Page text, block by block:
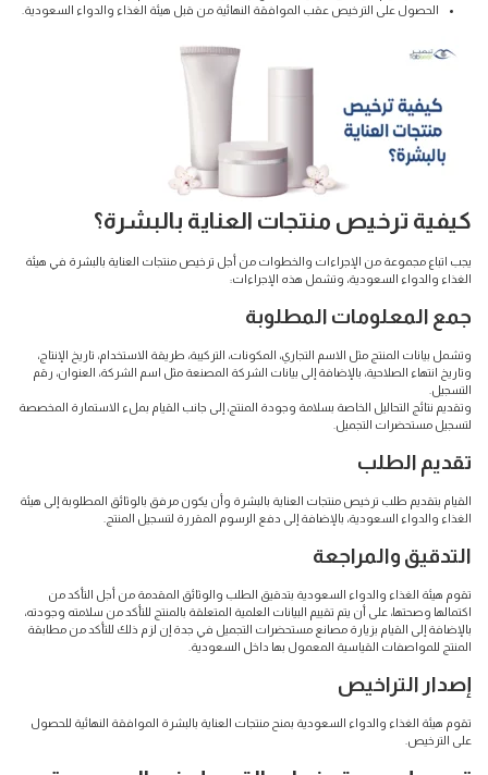
الحصول على الترخيص عقب الموافقة النهائية من قبل هيئة الغذاء والدواء السعودية.
كيفية ترخيص منتجات العناية بالبشرة؟
يجب اتباع مجموعة من الإجراءات والخطوات من أجل ترخيص منتجات العناية بالبشرة في هيئة
الغذاء والدواء السعودية، وتشمل هذه الإجراءات:
جمع المعلومات المطلوبة
وتشمل بيانات المنتج مثل الاسم التجاري، المكونات، التركيبة، طريقة الاستخدام، تاريخ الإنتاج،
وتاريخ انتهاء الصلاحية، بالإضافة إلى بيانات الشركة المصنعة مثل اسم الشركة، العنوان، رقم
التسجيل.
وتقديم نتائج التحاليل الخاصة بسلامة وجودة المنتج، إلى جانب القيام بملء الاستمارة المخصصة
لتسجيل مستحضرات التجميل.
تقديم الطلب
القيام بتقديم طلب ترخيص منتجات العناية بالبشرة وأن يكون مرفق بالوثائق المطلوبة إلى هيئة
الغذاء والدواء السعودية، بالإضافة إلى دفع الرسوم المقررة لتسجيل المنتج.
التدقيق والمراجعة
تقوم هيئة الغذاء والدواء السعودية بتدقيق الطلب والوثائق المقدمة من أجل التأكد من
اكتمالها وصحتها، على أن يتم تقييم البيانات العلمية المتعلقة بالمنتج للتأكد من سلامته وجودته،
بالإضافة إلى القيام بزيارة مصانع مستحضرات التجميل في جدة إن لزم ذلك للتأكد من مطابقة
المنتج للمواصفات القياسية المعمول بها داخل السعودية.
إصدار التراخيص
تقوم هيئة الغذاء والدواء السعودية بمنح منتجات العناية بالبشرة الموافقة النهائية للحصول
على الترخيص.